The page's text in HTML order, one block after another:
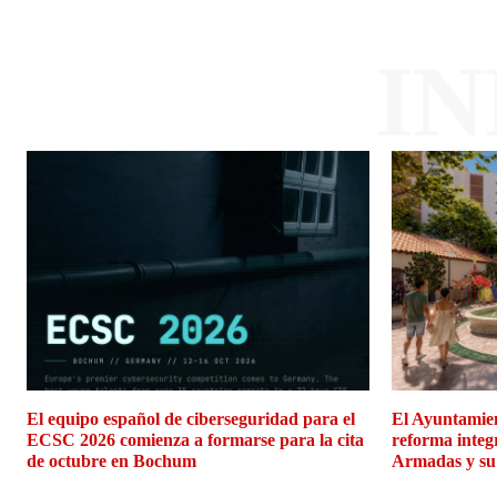
El equipo español de ciberseguridad para el
ECSC 2026 comienza a formarse para la cita
de octubre en Bochum
El
reforma
Armadas y